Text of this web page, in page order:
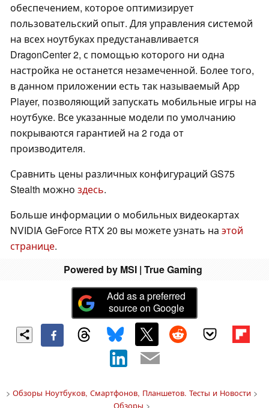
обеспечением, которое оптимизирует
пользовательский опыт. Для управления системой
на всех ноутбуках предустанавливается
DragonCenter 2, с помощью которого ни одна
настройка не останется незамеченной. Более того,
в данном приложении есть так называемый App
Player, позволяющий запускать мобильные игры на
ноутбуке. Все указанные модели по умолчанию
покрываются гарантией на 2 года от
производителя.
Сравнить цены различных конфигураций GS75
Stealth можно здесь.
Больше информации о мобильных видеокартах
NVIDIA GeForce RTX 20 вы можете узнать на этой
странице.
Powered by MSI | True Gaming
Add as a preferred
source on Google
> Обзоры Ноутбуков, Смартфонов, Планшетов. Тесты и Новости>
Обзоры >